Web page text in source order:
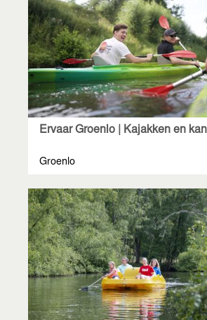
Ervaar Groenlo | Kajakken en
Groenlo